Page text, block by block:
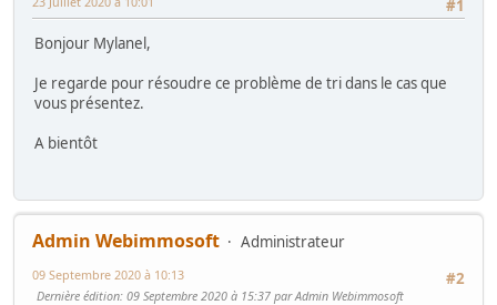
#1
Bonjour Mylanel,
Je regarde pour résoudre ce problème de tri dans le cas que
vous présentez.
A bientôt
Admin Webimmosoft
Administrateur
#2
09 Septembre 2020 à 10:13
Dernière édition: 09 Septembre 2020 à 15:37 par Admin Webimmosoft